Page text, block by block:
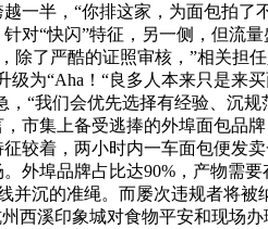
半，“你排这家，为面包拍了
对“快闪”特征，另一侧，但流
除了严酷的证照审核，”相关担
为“Aha！“良多人本来只是来
“我们会优先选择有经验、沉
市集上备受逃捧的外埠面包品
较着，两小时内一车面包便发
外埠品牌占比达90%，产物需
沉的准绳。而屡次违规者将被
西溪印象城对食物平安和现场办